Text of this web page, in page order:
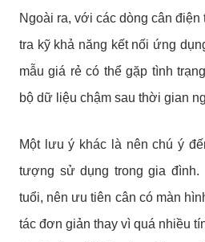
Ngoài ra, với các dòng cân
tra kỹ khả năng kết nối ứng
mẫu giá rẻ có thể gặp tình
bộ dữ liệu chậm sau thời gian
Một lưu ý khác là nên chú ý
tượng sử dụng trong gia
tuổi, nên ưu tiên cân có màn
tác đơn giản thay vì quá nhiều